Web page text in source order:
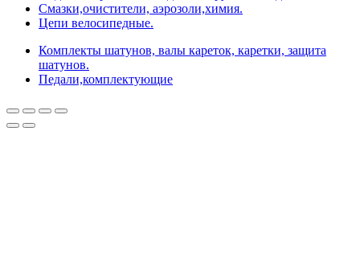
Смазки,очистители, аэрозоли,химия.
Цепи велосипедные.
Комплекты шатунов, валы кареток, каретки, защита
шатунов.
Педали,комплектующие